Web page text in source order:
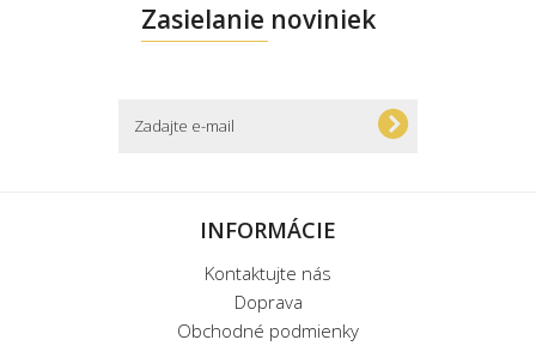
Zasielanie noviniek
INFORMÁCIE
Kontaktujte nás
Doprava
Obchodné podmienky